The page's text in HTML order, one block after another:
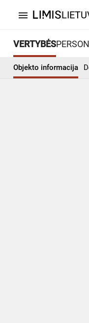
menu
VERTYBĖS
Objekto informacija